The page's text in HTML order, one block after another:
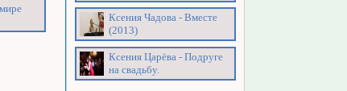
Ксения Чадова - Вместе
(2013)
Ксения Царёва - Подруге
на свадьбу.